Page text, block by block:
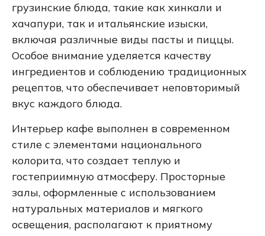
грузинские блюда, такие как хинкали и
хачапури, так и итальянские изыски,
включая различные виды пасты и пиццы.
Особое внимание уделяется качеству
ингредиентов и соблюдению традиционных
рецептов, что обеспечивает неповторимый
вкус каждого блюда.
Интерьер кафе выполнен в современном
стиле с элементами национального
колорита, что создает теплую и
гостеприимную атмосферу. Просторные
залы, оформленные с использованием
натуральных материалов и мягкого
освещения, располагают к приятному